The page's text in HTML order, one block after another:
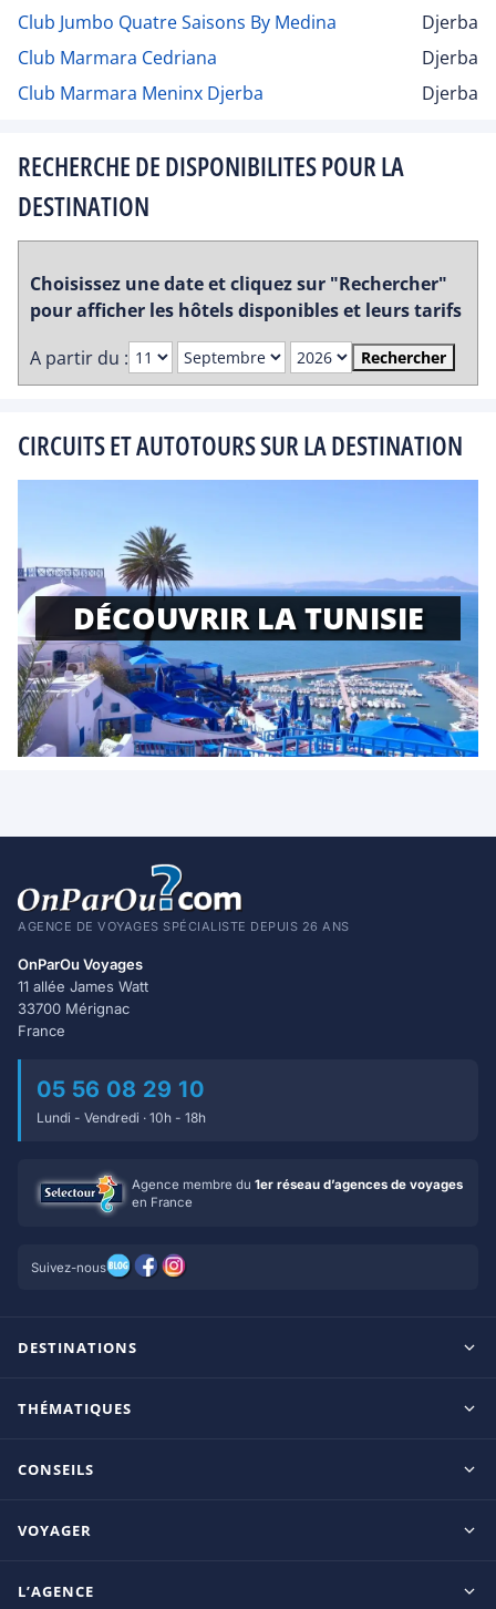
Club Jumbo Quatre Saisons By Medina
Djerba
Club Marmara Cedriana
Djerba
Club Marmara Meninx Djerba
Djerba
RECHERCHE DE DISPONIBILITES POUR LA
DESTINATION
Choisissez une date et cliquez sur "Rechercher"
pour afficher les hôtels disponibles et leurs tarifs
A partir du :
Rechercher
CIRCUITS ET AUTOTOURS SUR LA DESTINATION
DÉCOUVRIR LA TUNISIE
AGENCE DE VOYAGES SPÉCIALISTE DEPUIS 26 ANS
OnParOu Voyages
11 allée James Watt
33700 Mérignac
France
05 56 08 29 10
Lundi - Vendredi · 10h - 18h
Agence membre du 1er réseau d’agences de voyages
en France
Suivez-nous
DESTINATIONS
Ile Maurice
République Dominicaine
THÉMATIQUES
Adultes uniquement
Coup de coeur
CONSEILS
Guide Seychelles
VOYAGER
L’AGENCE